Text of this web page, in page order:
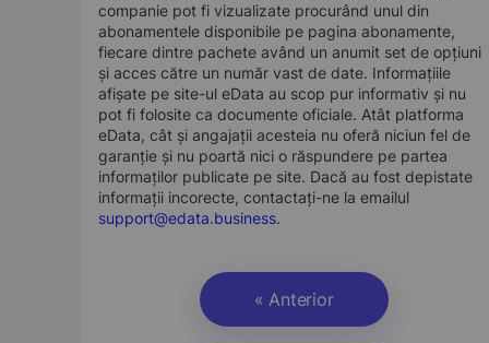
companie pot fi vizualizate procurând unul din
abonamentele disponibile pe pagina abonamente,
fiecare dintre pachete având un anumit set de opțiuni
și acces către un număr vast de date. Informațiile
afișate pe site-ul eData au scop pur informativ și nu
pot fi folosite ca documente oficiale. Atât platforma
eData, cât și angajații acesteia nu oferă niciun fel de
garanție și nu poartă nici o răspundere pe partea
informaților publicate pe site. Dacă au fost depistate
informații incorecte, contactați-ne la emailul
support@edata.business.
« Anterior